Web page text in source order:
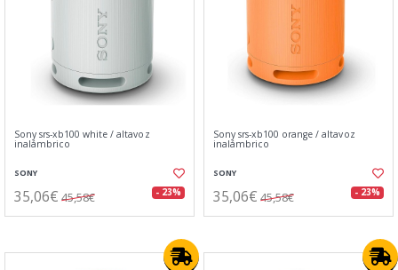
Sony srs-xb100 white / altavoz
inalámbrico
SONY
35,06€ 45,58€ - 23%
Sony srs-xb100 orange / altavoz
inalámbrico
SONY
35,06€ 45,58€ - 23%